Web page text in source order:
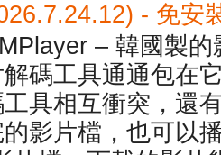
- 免安
– 韓國製
碼工具通通包在
具相互衝突，還
影片檔，也可以